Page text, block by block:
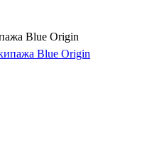
Blue Origin